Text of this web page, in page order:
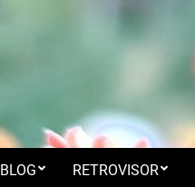
BLOG RETROVISOR